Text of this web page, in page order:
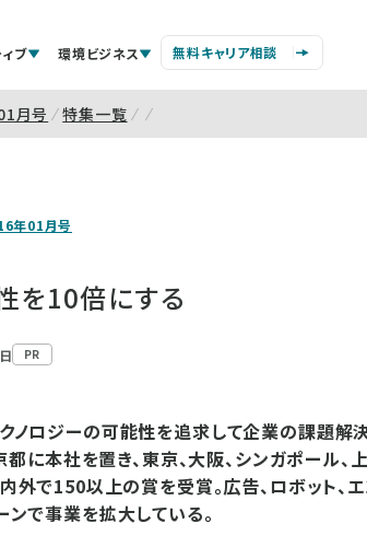
ブ 環境ビジネス 無料キャリア相談
月号 特集一覧
年01月号
を10倍にする
PR
ノロジーの可能性を追求して企業の課題解
都に本社を置き、東京、大阪、シンガポール
外で150以上の賞を受賞。広告、ロボット、
ンで事業を拡大している。